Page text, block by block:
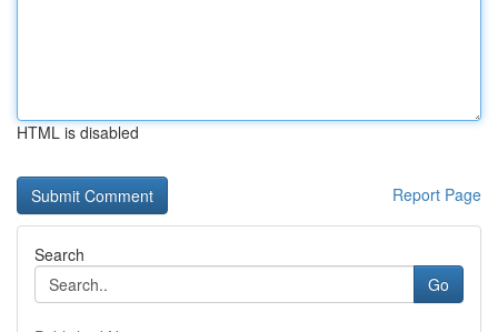
HTML is disabled
Report Page
Search
Go